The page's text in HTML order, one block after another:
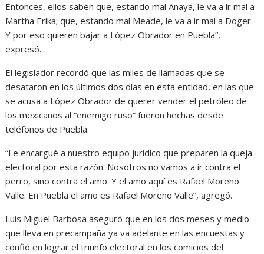
Entonces, ellos saben que, estando mal Anaya, le va a ir mal a
Martha Erika; que, estando mal Meade, le va a ir mal a Doger.
Y por eso quieren bajar a López Obrador en Puebla”,
expresó.
El legislador recordó que las miles de llamadas que se
desataron en los últimos dos días en esta entidad, en las que
se acusa a López Obrador de querer vender el petróleo de
los mexicanos al “enemigo ruso” fueron hechas desde
teléfonos de Puebla.
“Le encargué a nuestro equipo jurídico que preparen la queja
electoral por esta razón. Nosotros no vamos a ir contra el
perro, sino contra el amo. Y el amo aquí es Rafael Moreno
Valle. En Puebla el amo es Rafael Moreno Valle”, agregó.
Luis Miguel Barbosa aseguró que en los dos meses y medio
que lleva en precampaña ya va adelante en las encuestas y
confió en lograr el triunfo electoral en los comicios del